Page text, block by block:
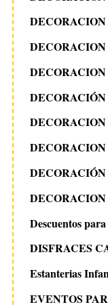
DECORACION
Descuentos
DISFRACES
Estanterias
EVENTOS